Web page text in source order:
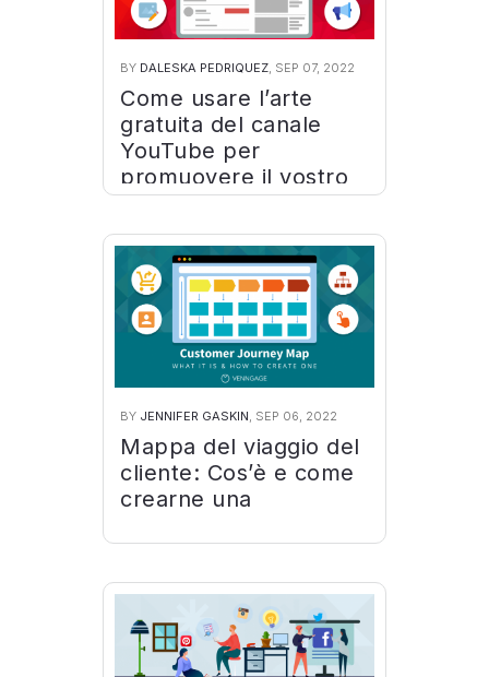
BY DALESKA PEDRIQUEZ, SEP 07, 2022
Come usare l’arte
gratuita del canale
YouTube per
promuovere il vostro
marchio
BY JENNIFER GASKIN, SEP 06, 2022
Mappa del viaggio del
cliente: Cos’è e come
crearne una